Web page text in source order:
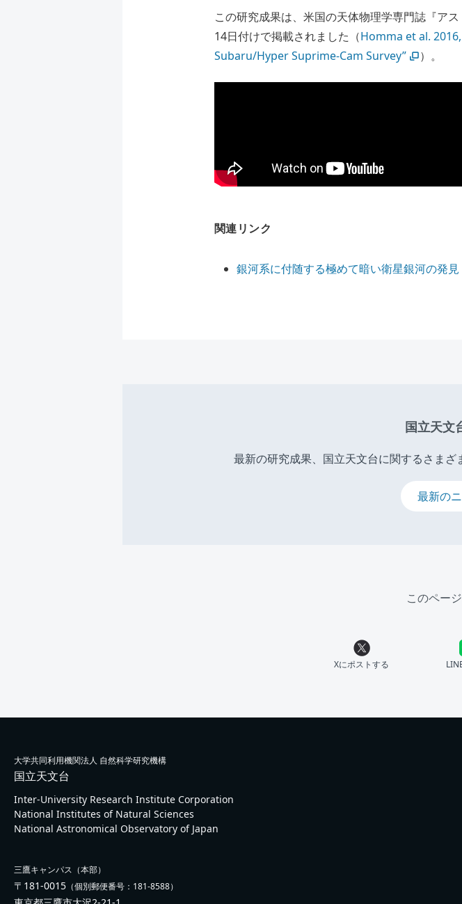
この研究成果は、米国の天体物理学専門誌『ア
14日付けで掲載されました（Homma et al.
Subaru/Hyper Suprime-Cam Survey”
）。
関連リンク
銀河系に付随する極めて暗い衛星銀河の発見
国立天文
最新の研究成果、国立天文台に関するさまざ
最新の
このペー
Xにポストする
大学共同利用機関法人 自然科学研究機構
国立天文台
Inter-University Research Institute Corporation
National Institutes of Natural Sciences
National Astronomical Observatory of Japan
三鷹キャンパス（本部）
〒181-0015 （個別郵便番号：181-8588）